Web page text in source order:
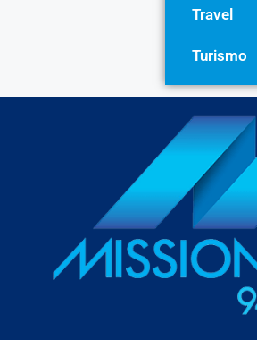
Travel
Turismo